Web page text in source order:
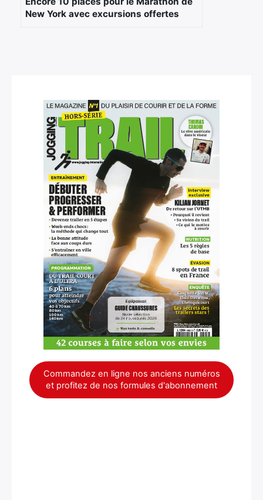
New York avec excursions offertes
Commandez en ligne nos anciens numéros
et profitez de nos formules d'abonnement